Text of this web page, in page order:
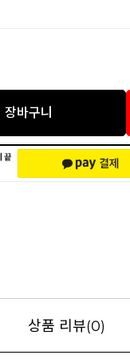
장바구니
상품 리뷰(0)